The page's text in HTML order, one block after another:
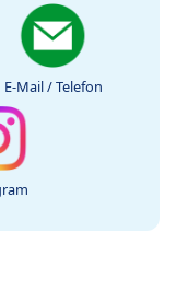
E-Mail / Telefon